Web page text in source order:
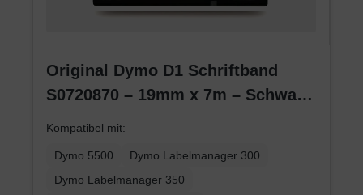
Original Dymo D1 Schriftband
S0720870 – 19mm x 7m – Schwarz
Kompatibel mit:
Dymo 5500
Dymo Labelmanager 300
Dymo Labelmanager 350